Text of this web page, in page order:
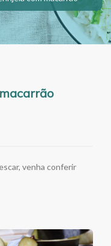
venha conferir